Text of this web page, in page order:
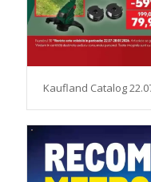
Kaufland Catalog